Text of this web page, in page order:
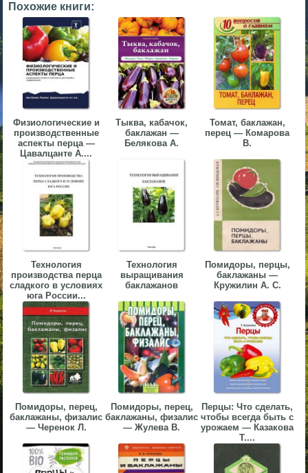
Похожие книги:
Физиологические и
производственные
аспекты перца —
Цавалцанте А....
Тыква, кабачок,
баклажан —
Белякова А.
Томат, баклажан,
перец — Комарова
В.
Технология
производства перца
сладкого в условиях
юга России...
Технология
выращивания
баклажанов
Помидоры, перцы,
баклажаны —
Кружилин А. С.
Помидоры, перец,
баклажаны, физалис
— Черенок Л.
Помидоры, перец,
баклажаны, физалис
— Жулева В.
Перцы: Что сделать,
чтобы всегда быть с
урожаем — Казакова
Т....
▼
▼
▼
▼